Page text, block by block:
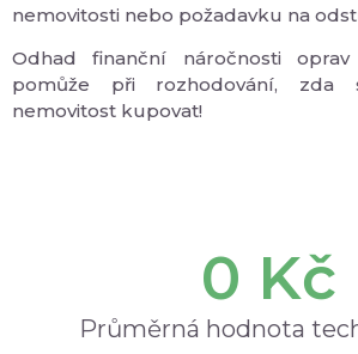
nemovitosti nebo požadavku na
Odhad finanční náročnosti
pomůže při rozhodování, zda
nemovitost kupovat!
0 Kč
Průměrná hodnota